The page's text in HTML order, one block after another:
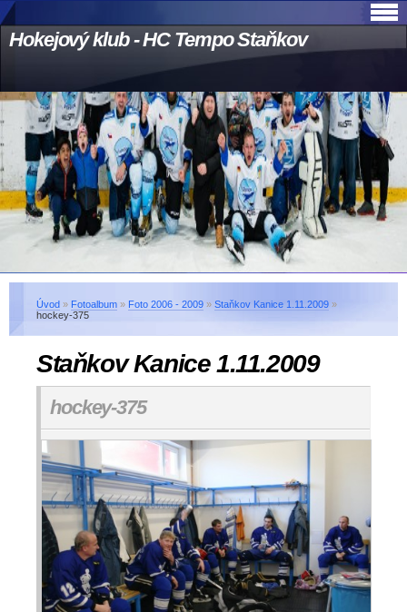
Hokejový klub - HC Tempo Staňkov
Úvod » Fotoalbum » Foto 2006 - 2009 » Staňkov Kanice 1.11.2009 »
hockey-375
Staňkov Kanice 1.11.2009
hockey-375